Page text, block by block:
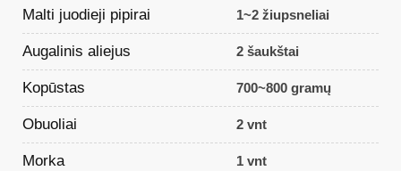
Malti juodieji pipirai 1~2 žiupsneliai
Augalinis aliejus 2 šaukštai
Kopūstas 700~800 gramų
Obuoliai 2 vnt
Morka 1 vnt